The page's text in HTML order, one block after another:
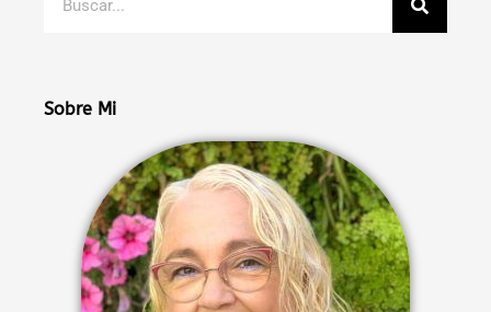
Sobre Mi